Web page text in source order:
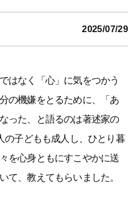
2025/07/29
はなく「心」に気をつかう
の機嫌をとるために、「あ
った、と語るのは著述家の
の子どもも成人し、ひとり暮
を心身ともにすこやかに送
て、教えてもらいました。